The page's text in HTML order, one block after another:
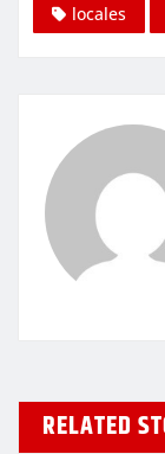
locales
RELATED